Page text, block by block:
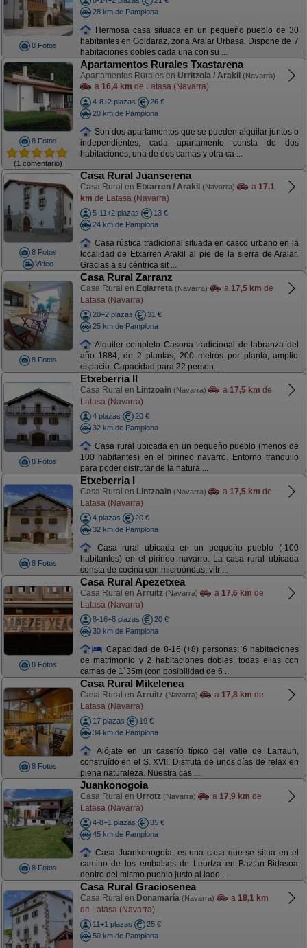
8 Fotos
28 km de Pamplona
Hermosa casa situada en un pequeño pueblo de 30
habitantes en Goldaraz, zona Aralar Urbasa. Dispone de 7
habitaciones dobles cada una con su ...
8 Fotos
(1 comentario)
Apartamentos Rurales Txastarena
Apartamentos Rurales en Urritzola / Arakil (Navarra)
a 16,4 km de Latasa (Navarra)
4-8+2 plazas
26 €
20 km de Pamplona
Son dos apartamentos que se pueden alquilar juntos o
independientes, cada apartamento consta de dos
habitaciones, una de dos camas y otra ca ...
8 Fotos
Video
Casa Rural Juanserena
Casa Rural en Etxarren / Arakil (Navarra) a 17,1
km de Latasa (Navarra)
5-11+2 plazas
13 €
24 km de Pamplona
Casa rústica tradicional situada en casco urbano en la
localidad de Etxarren Arakil al pie de la sierra de Aralar.
Gracias a su céntrica sit ...
8 Fotos
Casa Rural Zarranz
Casa Rural en Egiarreta (Navarra) a 17,5 km de
Latasa (Navarra)
20+2 plazas
31 €
25 km de Pamplona
Alquiler completo Casona tradicional de labranza del
año 1884, de 2 plantas, 200 metros por planta, amplio
espacio. Capacidad para 22 person ...
8 Fotos
Etxeberria II
Casa Rural en Lintzoain (Navarra) a 17,5 km de
Latasa (Navarra)
4 plazas
20 €
32 km de Pamplona
Casa rural ubicada en un pequeño pueblo (menos de
100 habitantes) en el pirineo navarro. Entorno tranquilo
para poder disfrutar de la natura ...
8 Fotos
Etxeberria I
Casa Rural en Lintzoain (Navarra) a 17,5 km de
Latasa (Navarra)
4 plazas
20 €
32 km de Pamplona
Casa rural ubicada en un pequeño pueblo (-100
habitantes) en el pirineo navarro. La casa rural ubicada
consta de cocina con microondas, vitr ...
8 Fotos
Casa Rural Apezetxea
Casa Rural en Arruitz (Navarra) a 17,6 km de
Latasa (Navarra)
8-16+8 plazas
20 €
30 km de Pamplona
Capacidad de 8-16 (+8) personas: 6 habitaciones
de matrimonio y 2 habitaciones dobles, todas ellas con
camas de 1´35m (con posibilidad de 6 ...
8 Fotos
Casa Rural Mikelenea
Casa Rural en Arruitz (Navarra) a 17,8 km de
Latasa (Navarra)
17 plazas
19 €
34 km de Pamplona
Alójate en un caserío típico del valle de Larraun,
construído en el S. XVII. Disfruta de unos días de relax en
plena naturaleza. Nuestra cas ...
8 Fotos
Juankonogoia
Casa Rural en Urrotz (Navarra) a 17,9 km de
Latasa (Navarra)
4-8+1 plazas
35 €
45 km de Pamplona
Casa Juankonogoia, es una casa que se situa en el
camino de los embalses de Leurtza en Baztan-Bidasoa
dentro del mismo pueblo justo al lado ...
Casa Rural Graciosenea
Casa Rural en Donamaría (Navarra) a 18,1 km
de Latasa (Navarra)
11+1 plazas
25 €
50 km de Pamplona